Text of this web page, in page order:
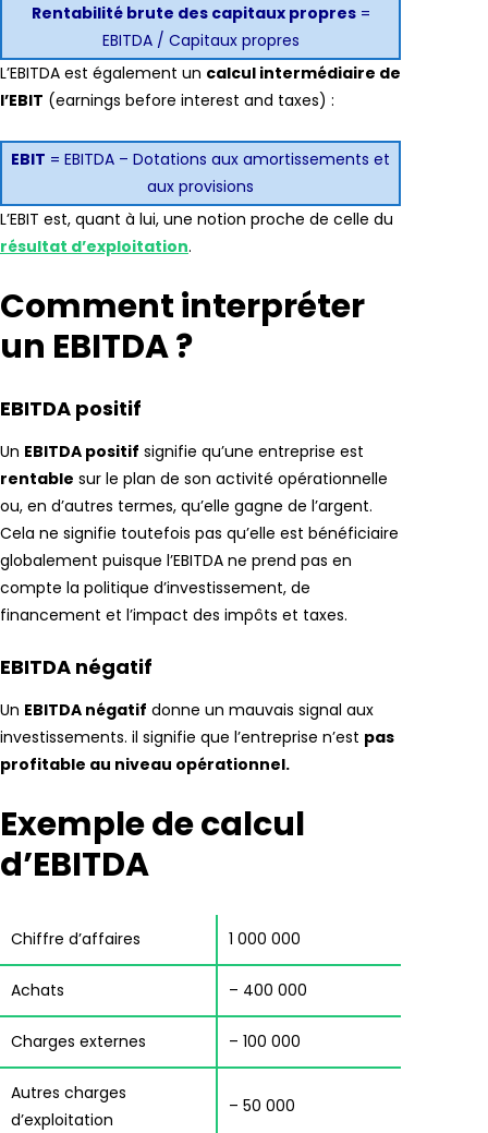
Rentabilité brute des capitaux propres=
EBITDA / Capitaux propres
L’EBITDA est également un calcul intermédiaire de
l’EBIT (earnings before interest and taxes) :
EBIT = EBITDA – Dotations aux amortissements et
aux provisions
L’EBIT est, quant à lui, une notion proche de celle du
résultat d’exploitation.
Comment interpréter
un EBITDA ?
EBITDA positif
Un EBITDA positif signifie qu’une entreprise est
rentable sur le plan de son activité opérationnelle
ou, en d’autres termes, qu’elle gagne de l’argent.
Cela ne signifie toutefois pas qu’elle est bénéficiaire
globalement puisque l’EBITDA ne prend pas en
compte la politique d’investissement, de
financement et l’impact des impôts et taxes.
EBITDA négatif
Un EBITDA négatif donne un mauvais signal aux
investissements. il signifie que l’entreprise n’est pas
profitable au niveau opérationnel.
Exemple de calcul
d’EBITDA
Chiffre d’affaires 1 000 000
Achats – 400 000
Charges externes – 100 000
Autres charges
d’exploitation
– 50 000